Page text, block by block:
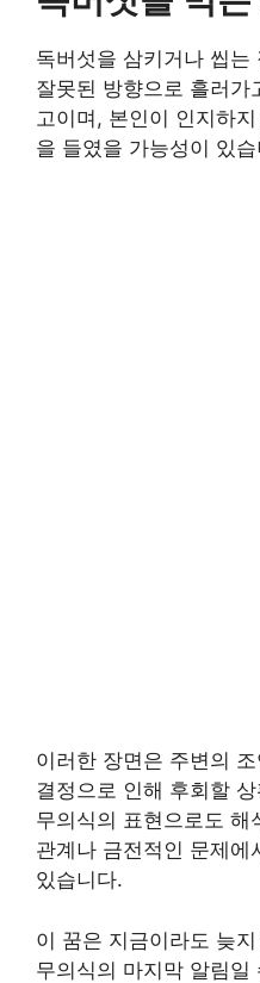
독버섯을 삼키거나 씹는
잘못된 방향으로 흘러가
고이며, 본인이 인지하
을 들였을 가능성이 있
이러한 장면은 주변의
결정으로 인해 후회할
무의식의 표현으로도 해
관계나 금전적인 문제에
있습니다.
이 꿈은 지금이라도 늦
무의식의 마지막 알림